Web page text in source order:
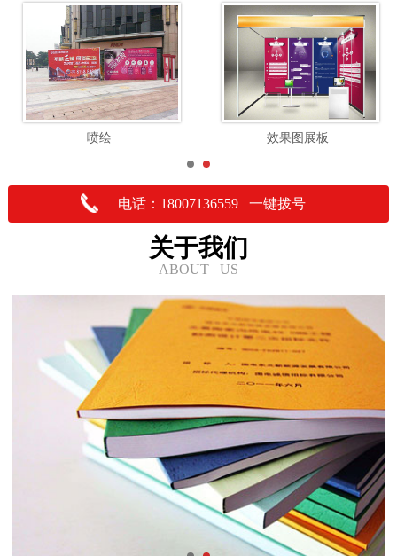
喷绘 效果图展板
电话：18007136559 一键拨号
关于我们
ABOUT US